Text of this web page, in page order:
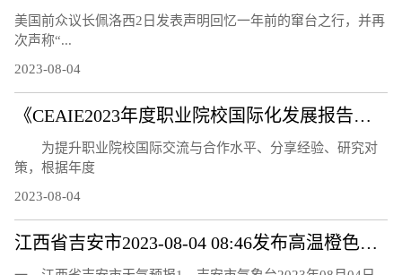
美国前众议长佩洛西2日发表声明回忆一年前的窜台之行，并再
次声称“...
2023-08-04
《CEAIE2023年度职业院校国际化发展报告——国际化教师队伍建设情况分析》问卷调研及案例征集通知
为提升职业院校国际交流与合作水平、分享经验、研究对
策，根据年度
2023-08-04
江西省吉安市2023-08-04 08:46发布高温橙色预警